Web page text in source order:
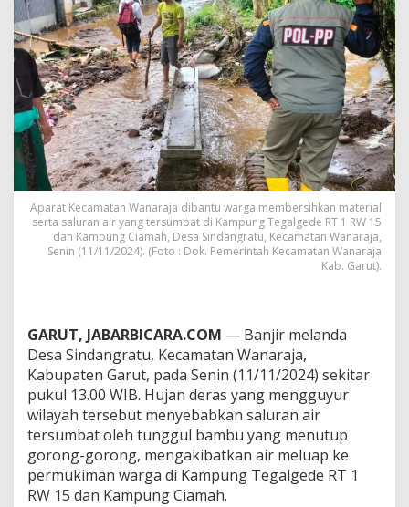
u
h
a
n
R
u
m
a
h
d
i
D
e
s
a
a
n
g
r
a
t
u
,
G
a
r
Aparat Kecamatan Wanaraja dibantu warga membersihkan material
serta saluran air yang tersumbat di Kampung Tegalgede RT 1 RW 15
dan Kampung Ciamah, Desa Sindangratu, Kecamatan Wanaraja,
Senin (11/11/2024). (Foto : Dok. Pemerintah Kecamatan Wanaraja
Kab. Garut).
GARUT, JABARBICARA.COM — Banjir melanda
Desa Sindangratu, Kecamatan Wanaraja,
Kabupaten Garut, pada Senin (11/11/2024) sekitar
pukul 13.00 WIB. Hujan deras yang mengguyur
wilayah tersebut menyebabkan saluran air
tersumbat oleh tunggul bambu yang menutup
gorong-gorong, mengakibatkan air meluap ke
permukiman warga di Kampung Tegalgede RT 1
RW 15 dan Kampung Ciamah.